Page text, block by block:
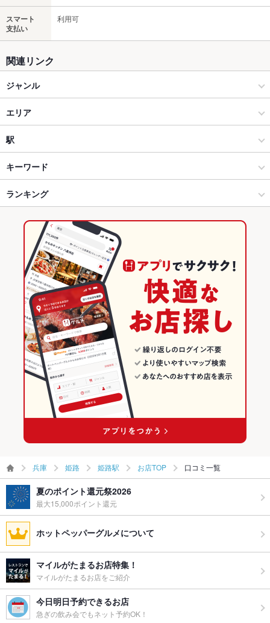
スマート
支払い
利用可
関連リンク
ジャンル
居酒屋
創作
姫路 × 居酒屋
姫路 × 創作
姫路駅 × 居酒屋
姫路駅 × 創作
エリア
姫路駅
姫路駅 × 居酒屋
姫路駅 × 創作
兵庫 × 居酒屋
兵庫 × 創作
駅
山陽姫路駅
姫路駅
キーワード
からあげ
天丼 ステーキ 生春巻き
砂ずり唐揚げ
ランキング
兵庫のグルメランキング
兵庫の居酒屋ランキング
姫路のグルメランキング
姫路の居酒屋ランキング
姫路駅のグルメランキング
姫路駅の居酒屋ランキング
兵庫 姫路 姫路駅 お店TOP 口コミ一覧
夏のポイント還元祭2026
最大15,000ポイント還元
ホットペッパーグルメについて
マイルがたまるお店特集！
マイルがたまるお店をご紹介
今日明日予約できるお店
急ぎの飲み会でもネット予約OK！